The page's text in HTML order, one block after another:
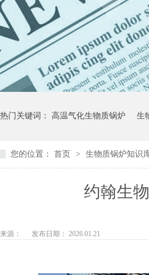
热门关键词： 高温气化生物质锅炉 生
您的位置： 首页 > 生物质锅炉知识
约翰生
来源： 发布日期： 2026.01.21